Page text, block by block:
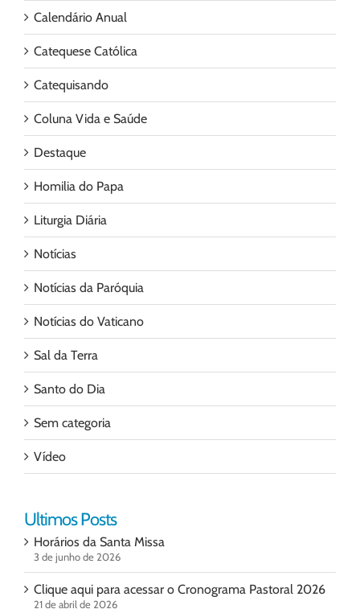
Calendário Anual
Catequese Católica
Catequisando
Coluna Vida e Saúde
Destaque
Homilia do Papa
Liturgia Diária
Notícias
Notícias da Paróquia
Notícias do Vaticano
Sal da Terra
Santo do Dia
Sem categoria
Vídeo
Ultimos Posts
Horários da Santa Missa
3 de junho de 2026
Clique aqui para acessar o Cronograma Pastoral 2026
21 de abril de 2026